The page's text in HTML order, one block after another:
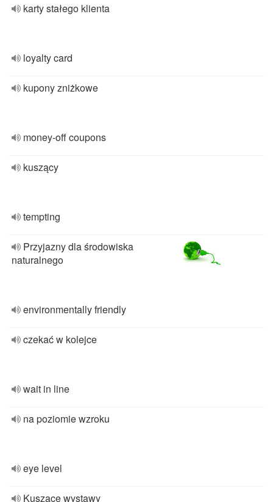
karty stałego klienta
loyalty card
kupony zniżkowe
money-off coupons
kuszący
tempting
Przyjazny dla środowiska
naturalnego
environmentally friendly
czekać w kolejce
wait in line
na poziomie wzroku
eye level
Kuszące wystawy